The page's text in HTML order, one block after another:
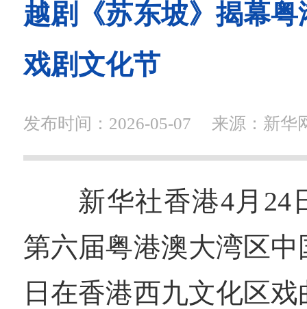
越剧《苏东坡》揭幕
戏剧文化节
发布时间：2026-05-07 来源：新华
新华社香港4月24
第六届粤港澳大湾区
日在香港西九文化区